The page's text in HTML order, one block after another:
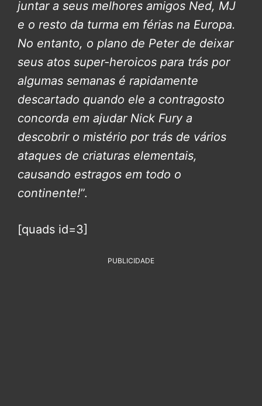
juntar a seus melhores amigos Ned, MJ
e o resto da turma em férias na Europa.
No entanto, o plano de Peter de deixar
seus atos super-heroicos para trás por
algumas semanas é rapidamente
descartado quando ele a contragosto
concorda em ajudar Nick Fury a
descobrir o mistério por trás de vários
ataques de criaturas elementais,
causando estragos em todo o
continente!”.
[quads id=3]
PUBLICIDADE